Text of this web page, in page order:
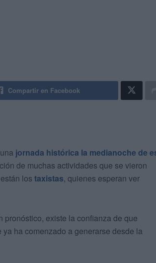
Compartir en Facebook
jornada histórica la medianoche de
de muchas actividades que se vieron
los taxistas, quienes esperan ver
existe la confianza de que
ha comenzado a generarse desde la